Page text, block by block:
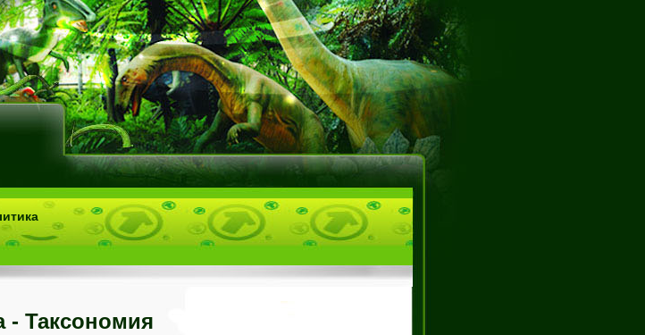
- Таксономия